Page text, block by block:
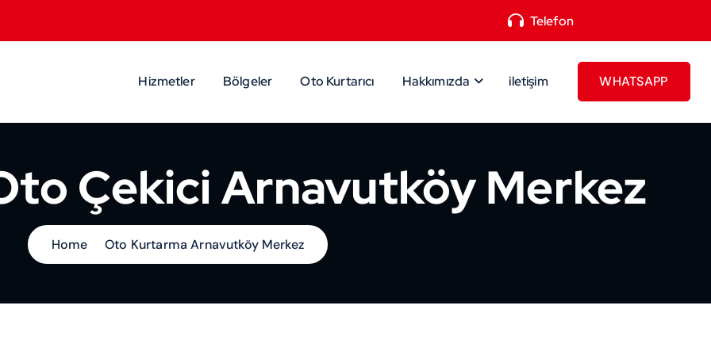
Telefon
Hizmetler Bölgeler Oto Kurtarıcı Hakkımızda iletişim
Çekici Arnavutköy Merkez
Home Oto Kurtarma Arnavutköy Merkez